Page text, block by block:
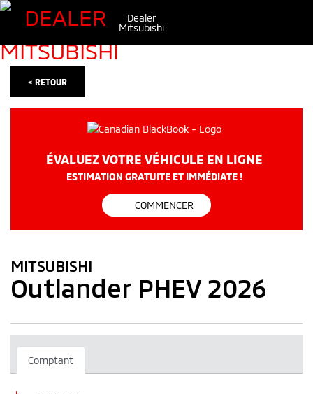
Dealer
Mitsubishi
< RETOUR
ÉVALUEZ VOTRE VÉHICULE EN LIGNE
ESTIMATION GRATUITE ET IMMÉDIATE !
COMMENCER
MITSUBISHI
Outlander PHEV 2026
Comptant